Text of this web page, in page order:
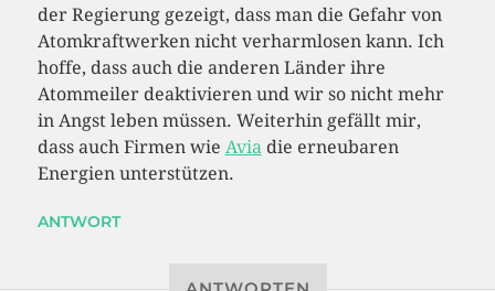
der Regierung gezeigt, dass man die Gefahr von
Atomkraftwerken nicht verharmlosen kann. Ich
hoffe, dass auch die anderen Länder ihre
Atommeiler deaktivieren und wir so nicht mehr
in Angst leben müssen. Weiterhin gefällt mir,
dass auch Firmen wie Aviadie erneubaren
Energien unterstützen.
ANTWORT